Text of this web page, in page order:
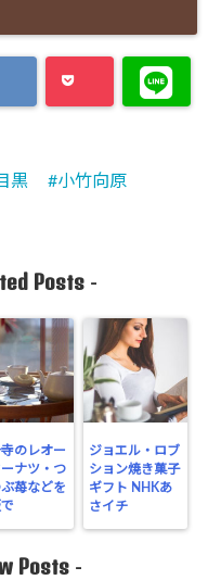
黒 小竹向原
Posts-
寺のレオー
ナツ・つ
苺などを
ジョエル・ロブ
ション焼き菓子
ギフト NHKあ
さイチ
Posts -